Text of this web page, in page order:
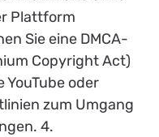
Plattform
Sie eine DMCA-
Copyright Act)
oder
zum Umgang
4.